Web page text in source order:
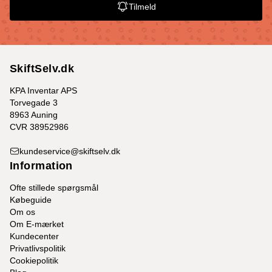
Tilmeld
SkiftSelv.dk
KPA Inventar APS
Torvegade 3
8963 Auning
CVR 38952986
kundeservice@skiftselv.dk
Information
Ofte stillede spørgsmål
Købeguide
Om os
Om E-mærket
Kundecenter
Privatlivspolitik
Cookiepolitik